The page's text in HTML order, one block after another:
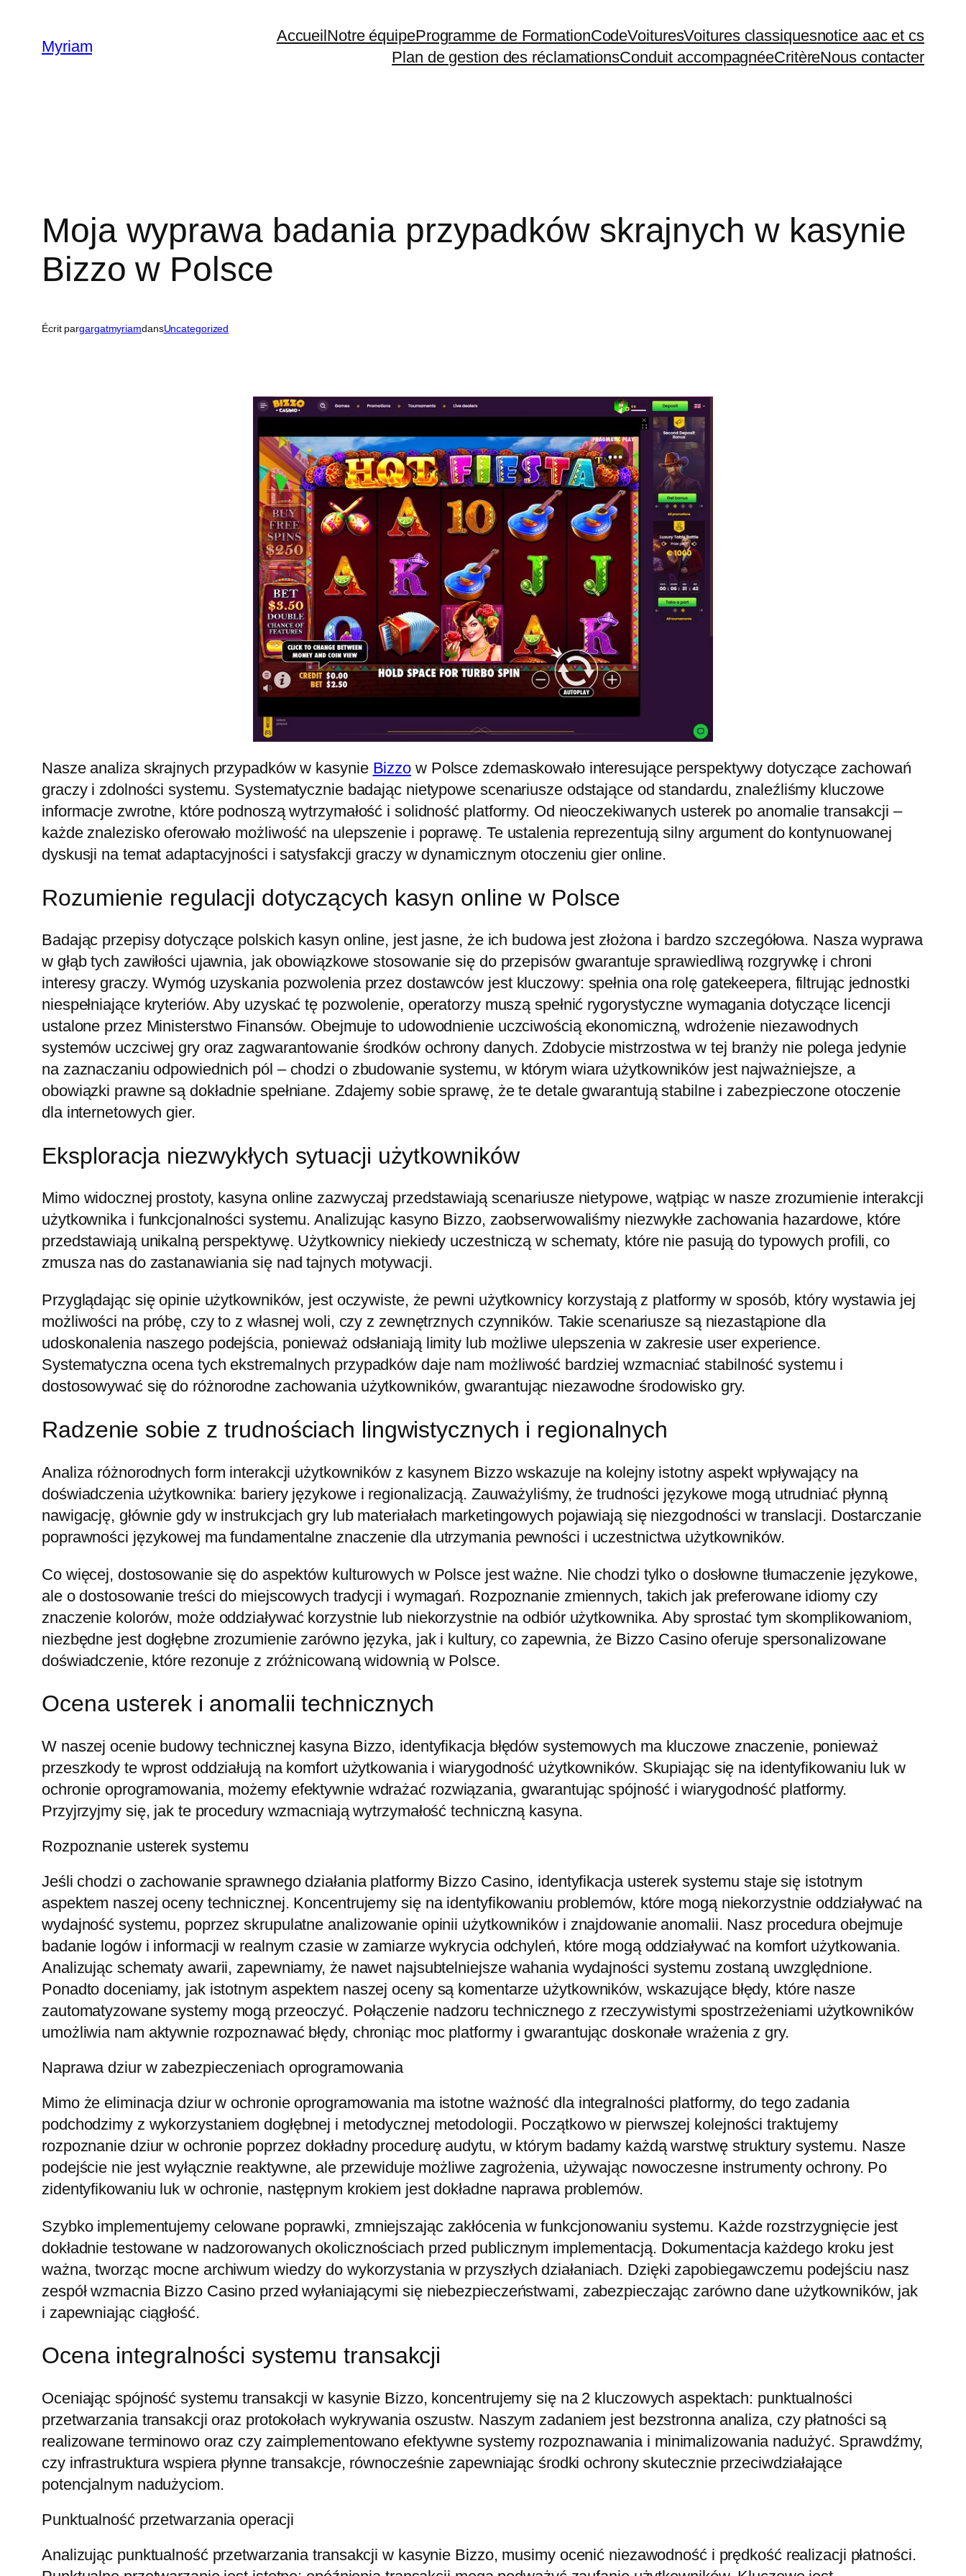
Myriam
AccueilNotre équipeProgramme de FormationCodeVoituresVoitures classiquesnotice aac et cs
Plan de gestion des réclamationsConduit accompagnéeCritèreNous contacter
Moja wyprawa badania przypadków skrajnych w kasynie
Bizzo w Polsce
Écrit pargargatmyriamdansUncategorized
Nasze analiza skrajnych przypadków w kasynie Bizzo w Polsce zdemaskowało interesujące perspektywy dotyczące zachowań
graczy i zdolności systemu. Systematycznie badając nietypowe scenariusze odstające od standardu, znaleźliśmy kluczowe
informacje zwrotne, które podnoszą wytrzymałość i solidność platformy. Od nieoczekiwanych usterek po anomalie transakcji –
każde znalezisko oferowało możliwość na ulepszenie i poprawę. Te ustalenia reprezentują silny argument do kontynuowanej
dyskusji na temat adaptacyjności i satysfakcji graczy w dynamicznym otoczeniu gier online.
Rozumienie regulacji dotyczących kasyn online w Polsce
Badając przepisy dotyczące polskich kasyn online, jest jasne, że ich budowa jest złożona i bardzo szczegółowa. Nasza wyprawa
w głąb tych zawiłości ujawnia, jak obowiązkowe stosowanie się do przepisów gwarantuje sprawiedliwą rozgrywkę i chroni
interesy graczy. Wymóg uzyskania pozwolenia przez dostawców jest kluczowy: spełnia ona rolę gatekeepera, filtrując jednostki
niespełniające kryteriów. Aby uzyskać tę pozwolenie, operatorzy muszą spełnić rygorystyczne wymagania dotyczące licencji
ustalone przez Ministerstwo Finansów. Obejmuje to udowodnienie uczciwością ekonomiczną, wdrożenie niezawodnych
systemów uczciwej gry oraz zagwarantowanie środków ochrony danych. Zdobycie mistrzostwa w tej branży nie polega jedynie
na zaznaczaniu odpowiednich pól – chodzi o zbudowanie systemu, w którym wiara użytkowników jest najważniejsze, a
obowiązki prawne są dokładnie spełniane. Zdajemy sobie sprawę, że te detale gwarantują stabilne i zabezpieczone otoczenie
dla internetowych gier.
Eksploracja niezwykłych sytuacji użytkowników
Mimo widocznej prostoty, kasyna online zazwyczaj przedstawiają scenariusze nietypowe, wątpiąc w nasze zrozumienie interakcji
użytkownika i funkcjonalności systemu. Analizując kasyno Bizzo, zaobserwowaliśmy niezwykłe zachowania hazardowe, które
przedstawiają unikalną perspektywę. Użytkownicy niekiedy uczestniczą w schematy, które nie pasują do typowych profili, co
zmusza nas do zastanawiania się nad tajnych motywacji.
Przyglądając się opinie użytkowników, jest oczywiste, że pewni użytkownicy korzystają z platformy w sposób, który wystawia jej
możliwości na próbę, czy to z własnej woli, czy z zewnętrznych czynników. Takie scenariusze są niezastąpione dla
udoskonalenia naszego podejścia, ponieważ odsłaniają limity lub możliwe ulepszenia w zakresie user experience.
Systematyczna ocena tych ekstremalnych przypadków daje nam możliwość bardziej wzmacniać stabilność systemu i
dostosowywać się do różnorodne zachowania użytkowników, gwarantując niezawodne środowisko gry.
Radzenie sobie z trudnościach lingwistycznych i regionalnych
Analiza różnorodnych form interakcji użytkowników z kasynem Bizzo wskazuje na kolejny istotny aspekt wpływający na
doświadczenia użytkownika: bariery językowe i regionalizacją. Zauważyliśmy, że trudności językowe mogą utrudniać płynną
nawigację, głównie gdy w instrukcjach gry lub materiałach marketingowych pojawiają się niezgodności w translacji. Dostarczanie
poprawności językowej ma fundamentalne znaczenie dla utrzymania pewności i uczestnictwa użytkowników.
Co więcej, dostosowanie się do aspektów kulturowych w Polsce jest ważne. Nie chodzi tylko o dosłowne tłumaczenie językowe,
ale o dostosowanie treści do miejscowych tradycji i wymagań. Rozpoznanie zmiennych, takich jak preferowane idiomy czy
znaczenie kolorów, może oddziaływać korzystnie lub niekorzystnie na odbiór użytkownika. Aby sprostać tym skomplikowaniom,
niezbędne jest dogłębne zrozumienie zarówno języka, jak i kultury, co zapewnia, że Bizzo Casino oferuje spersonalizowane
doświadczenie, które rezonuje z zróżnicowaną widownią w Polsce.
Ocena usterek i anomalii technicznych
W naszej ocenie budowy technicznej kasyna Bizzo, identyfikacja błędów systemowych ma kluczowe znaczenie, ponieważ
przeszkody te wprost oddziałują na komfort użytkowania i wiarygodność użytkowników. Skupiając się na identyfikowaniu luk w
ochronie oprogramowania, możemy efektywnie wdrażać rozwiązania, gwarantując spójność i wiarygodność platformy.
Przyjrzyjmy się, jak te procedury wzmacniają wytrzymałość techniczną kasyna.
Rozpoznanie usterek systemu
Jeśli chodzi o zachowanie sprawnego działania platformy Bizzo Casino, identyfikacja usterek systemu staje się istotnym
aspektem naszej oceny technicznej. Koncentrujemy się na identyfikowaniu problemów, które mogą niekorzystnie oddziaływać na
wydajność systemu, poprzez skrupulatne analizowanie opinii użytkowników i znajdowanie anomalii. Nasz procedura obejmuje
badanie logów i informacji w realnym czasie w zamiarze wykrycia odchyleń, które mogą oddziaływać na komfort użytkowania.
Analizując schematy awarii, zapewniamy, że nawet najsubtelniejsze wahania wydajności systemu zostaną uwzględnione.
Ponadto doceniamy, jak istotnym aspektem naszej oceny są komentarze użytkowników, wskazujące błędy, które nasze
zautomatyzowane systemy mogą przeoczyć. Połączenie nadzoru technicznego z rzeczywistymi spostrzeżeniami użytkowników
umożliwia nam aktywnie rozpoznawać błędy, chroniąc moc platformy i gwarantując doskonałe wrażenia z gry.
Naprawa dziur w zabezpieczeniach oprogramowania
Mimo że eliminacja dziur w ochronie oprogramowania ma istotne ważność dla integralności platformy, do tego zadania
podchodzimy z wykorzystaniem dogłębnej i metodycznej metodologii. Początkowo w pierwszej kolejności traktujemy
rozpoznanie dziur w ochronie poprzez dokładny procedurę audytu, w którym badamy każdą warstwę struktury systemu. Nasze
podejście nie jest wyłącznie reaktywne, ale przewiduje możliwe zagrożenia, używając nowoczesne instrumenty ochrony. Po
zidentyfikowaniu luk w ochronie, następnym krokiem jest dokładne naprawa problemów.
Szybko implementujemy celowane poprawki, zmniejszając zakłócenia w funkcjonowaniu systemu. Każde rozstrzygnięcie jest
dokładnie testowane w nadzorowanych okolicznościach przed publicznym implementacją. Dokumentacja każdego kroku jest
ważna, tworząc mocne archiwum wiedzy do wykorzystania w przyszłych działaniach. Dzięki zapobiegawczemu podejściu nasz
zespół wzmacnia Bizzo Casino przed wyłaniającymi się niebezpieczeństwami, zabezpieczając zarówno dane użytkowników, jak
i zapewniając ciągłość.
Ocena integralności systemu transakcji
Oceniając spójność systemu transakcji w kasynie Bizzo, koncentrujemy się na 2 kluczowych aspektach: punktualności
przetwarzania transakcji oraz protokołach wykrywania oszustw. Naszym zadaniem jest bezstronna analiza, czy płatności są
realizowane terminowo oraz czy zaimplementowano efektywne systemy rozpoznawania i minimalizowania nadużyć. Sprawdźmy,
czy infrastruktura wspiera płynne transakcje, równocześnie zapewniając środki ochrony skutecznie przeciwdziałające
potencjalnym nadużyciom.
Punktualność przetwarzania operacji
Analizując punktualność przetwarzania transakcji w kasynie Bizzo, musimy ocenić niezawodność i prędkość realizacji płatności.